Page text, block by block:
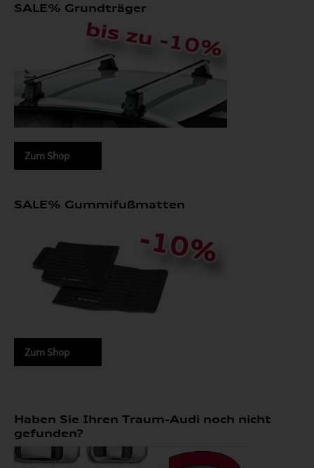
SALE% Grundträger
Zum Shop
SALE% Gummifußmatten
Zum Shop
Haben Sie Ihren Traum-Audi noch nicht
gefunden?